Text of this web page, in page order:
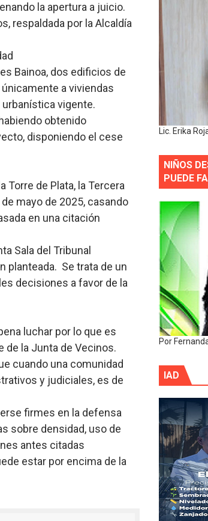
la apertura a juicio.
respaldada por la Alcaldía
Bainoa, dos edificios de
a viviendas
vigente.
obtenido
disponiendo el cese
Torre de Plata, la Tercera
mayo de 2025, casando
en una citación
Sala del Tribunal
planteada. Se trata de un
decisiones a favor de la
luchar por lo que es
de la Junta de Vecinos.
cuando una comunidad
y judiciales, es de
firmes en la defensa
sobre densidad, uso de
antes citadas
estar por encima de la
Lic. Erika
NIÑOS
PUEDE
Por
IAD